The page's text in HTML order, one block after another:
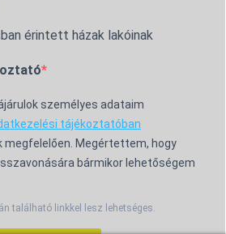
érintett házak lakóinak
személyes adataim
tájékoztatóban
Megértettem, hogy
bármikor lehetőségem
található linkkel lesz lehetséges.